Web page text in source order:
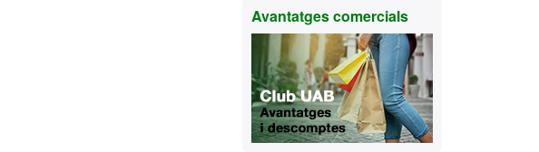
Avantatges comercials